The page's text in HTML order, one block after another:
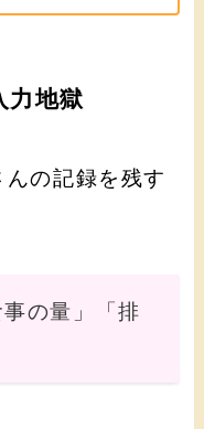
力地獄
の記録を残す
事の量」「排